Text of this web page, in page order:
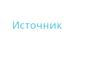
Источник